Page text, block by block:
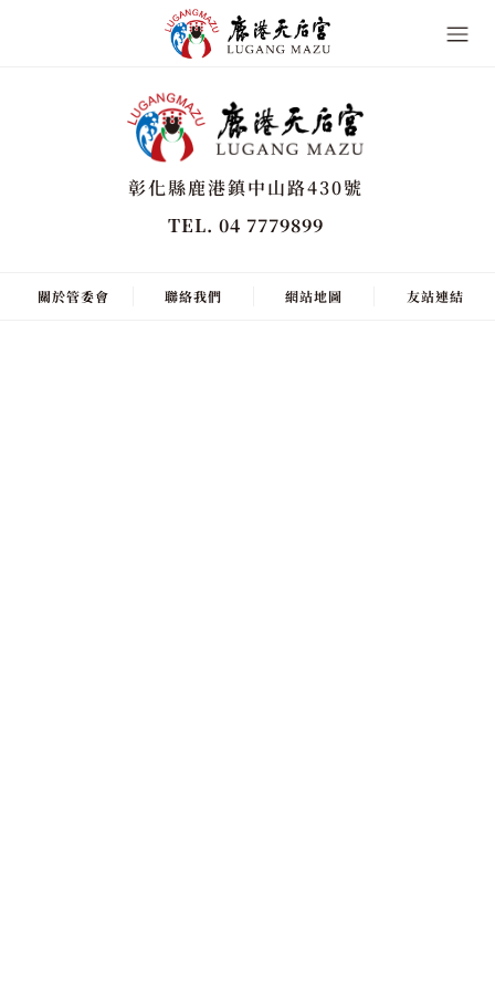
彰化縣鹿港鎮中山路430號
TEL. 04 7779899
關於管委會 聯絡我們 網站地圖 友站連結